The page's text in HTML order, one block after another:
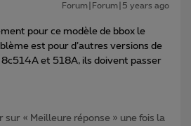
Forum|Forum|5 years ago
pour ce modèle de bbox le
est pour d’autres versions de
8c514A et 518A, ils doivent passer
sur « Meilleure réponse » une fois la